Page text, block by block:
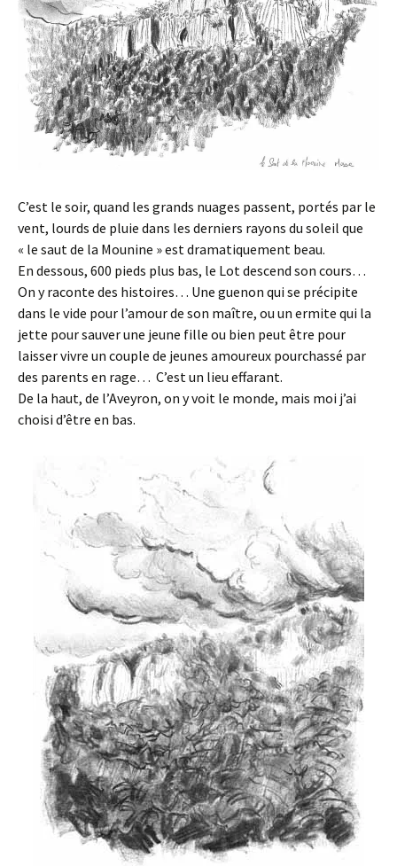
C’est le soir, quand les grands nuages passent, portés par le
vent, lourds de pluie dans les derniers rayons du soleil que
« le saut de la Mounine » est dramatiquement beau.
En dessous, 600 pieds plus bas, le Lot descend son cours…
On y raconte des histoires… Une guenon qui se précipite
dans le vide pour l’amour de son maître, ou un ermite qui la
jette pour sauver une jeune fille ou bien peut être pour
laisser vivre un couple de jeunes amoureux pourchassé par
des parents en rage… C’est un lieu effarant.
De la haut, de l’Aveyron, on y voit le monde, mais moi j’ai
choisi d’être en bas.